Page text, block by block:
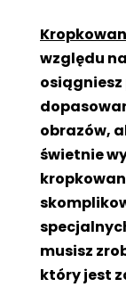
względu
obrazów,
świetnie
musisz
który jest